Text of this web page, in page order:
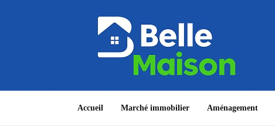
Accueil Marché immobilier Aménagement